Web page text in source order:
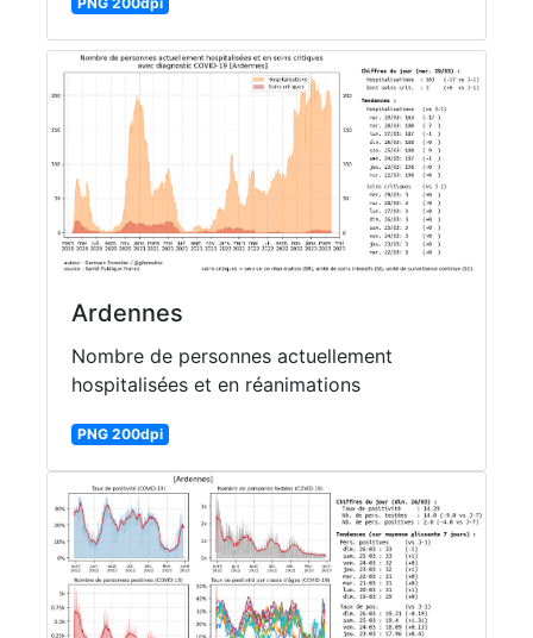
Ardennes
Nombre de personnes actuellement
hospitalisées et en réanimations
PNG 200dpi